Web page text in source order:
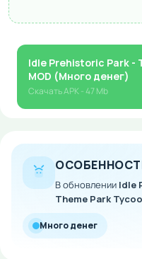
Idle Prehistoric Park -
MOD (Много денег)
СкачатьAPK- 47 Mb
В обновлении Idle
Theme Park
Много денег